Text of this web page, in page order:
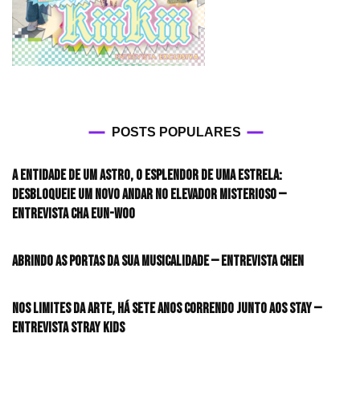
POSTS POPULARES
A entidade de um astro, o esplendor de uma estrela:
desbloqueie um novo andar no elevador misterioso —
Entrevista CHA EUN-WOO
Abrindo as portas da sua musicalidade — Entrevista CHEN
Nos limites da arte, há sete anos correndo junto aos STAY —
Entrevista Stray Kids